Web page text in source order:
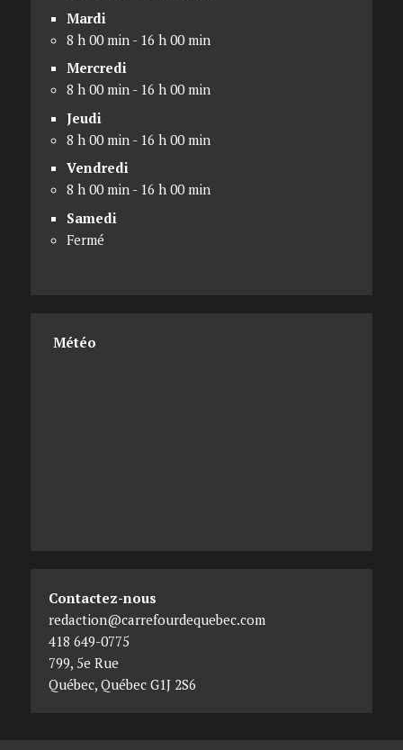
Mardi
8 h 00 min - 16 h 00 min
Mercredi
8 h 00 min - 16 h 00 min
Jeudi
8 h 00 min - 16 h 00 min
Vendredi
8 h 00 min - 16 h 00 min
Samedi
Fermé
Météo
Contactez-nous
redaction@carrefourdequebec.com
418 649-0775
799, 5e Rue
Québec, Québec G1J 2S6